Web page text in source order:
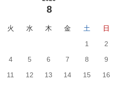
8
火 水 木 金 土
日
1
2
4 5 6 7 8
9
11 12 13 14 15
16